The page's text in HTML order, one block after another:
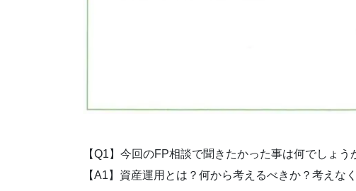
【Q1】今回のFP相談で聞きたかった事は何でしょう
【A1】資産運用とは？何から考えるべきか？考えな